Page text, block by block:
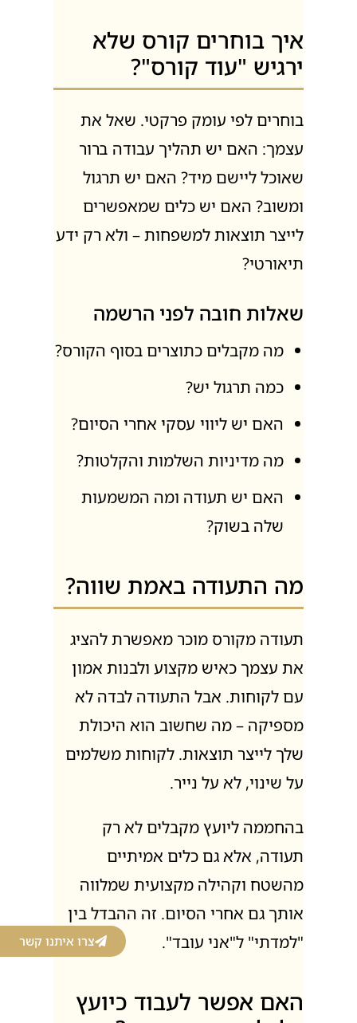
איך בוחרים קורס שלא
ירגיש "עוד קורס"?
בוחרים לפי עומק פרקטי. שאל את
עצמך: האם יש תהליך עבודה ברור
שאוכל ליישם מיד? האם יש תרגול
ומשוב? האם יש כלים שמאפשרים
לייצר תוצאות למשפחות – ולא רק ידע
האם יש תעודה ומה המשמעות
מה התעודה באמת שווה?
תעודה מקורס מוכר מאפשרת להציג
את עצמך כאיש מקצוע ולבנות אמון
עם לקוחות. אבל התעודה לבדה לא
מספיקה – מה שחשוב הוא היכולת
שלך לייצר תוצאות. לקוחות משלמים
בהחממה ליועץ מקבלים לא רק
תעודה, אלא גם כלים אמיתיים
מהשטח וקהילה מקצועית שמלווה
אותך גם אחרי הסיום. זה ההבדל ביןצרו איתנו קשר